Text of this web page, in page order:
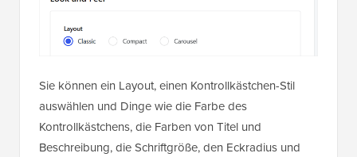
Sie können ein Layout, einen Kontrollkästchen-Stil
auswählen und Dinge wie die Farbe des
Kontrollkästchens, die Farben von Titel und
Beschreibung, die Schriftgröße, den Eckradius und